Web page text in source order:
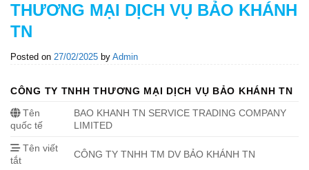
THƯƠNG MẠI DỊCH VỤ BẢO KHÁNH
TN
Posted on 27/02/2025 by Admin
CÔNG TY TNHH THƯƠNG MẠI DỊCH VỤ BẢO KHÁNH TN
Tên
quốc tế
BAO KHANH TN SERVICE TRADING COMPANY
LIMITED
Tên viết
tắt
CÔNG TY TNHH TM DV BẢO KHÁNH TN